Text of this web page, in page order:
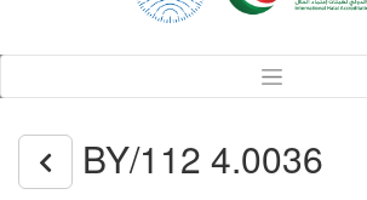
BY/112 4.0036